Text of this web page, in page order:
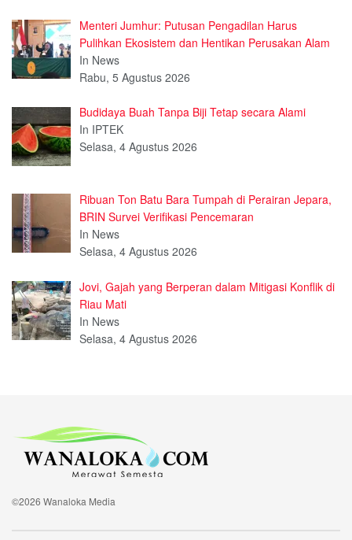
Menteri Jumhur: Putusan Pengadilan Harus
Pulihkan Ekosistem dan Hentikan Perusakan Alam
In News
Rabu, 5 Agustus 2026
Budidaya Buah Tanpa Biji Tetap secara Alami
In IPTEK
Selasa, 4 Agustus 2026
Ribuan Ton Batu Bara Tumpah di Perairan Jepara,
BRIN Survei Verifikasi Pencemaran
In News
Selasa, 4 Agustus 2026
Jovi, Gajah yang Berperan dalam Mitigasi Konflik di
Riau Mati
In News
Selasa, 4 Agustus 2026
©2026 Wanaloka Media